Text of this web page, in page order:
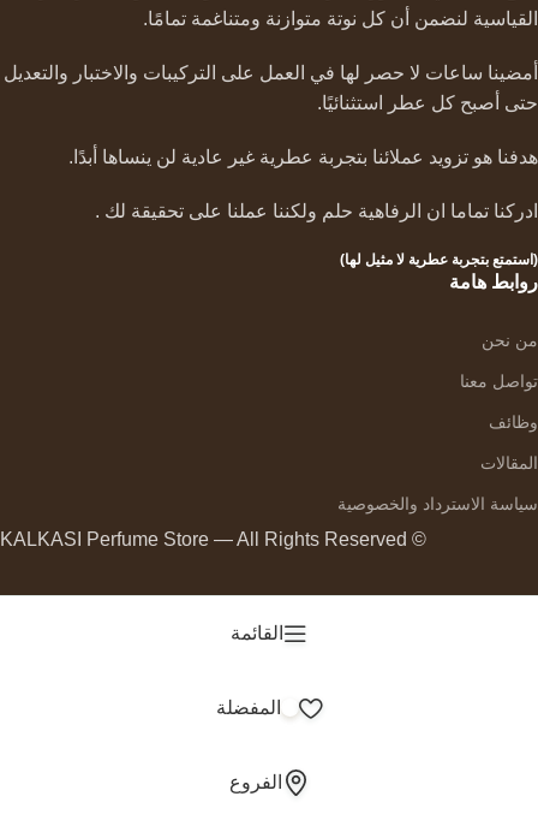
القياسية لنضمن أن كل نوتة متوازنة ومتناغمة تمامًا.
أمضينا ساعات لا حصر لها في العمل على التركيبات والاختبار والتعديل
حتى أصبح كل عطر استثنائيًا.
هدفنا هو تزويد عملائنا بتجربة عطرية غير عادية لن ينساها أبدًا.
ادركنا تماما ان الرفاهية حلم ولكننا عملنا على تحقيقة لك .
(استمتع بتجربة عطرية لا مثيل لها)
روابط هامة
من نحن
تواصل معنا
وظائف
المقالات
سياسة الاسترداد والخصوصية
© KALKASI Perfume Store — All Rights Reserved
القائمة
المفضلة
الفروع